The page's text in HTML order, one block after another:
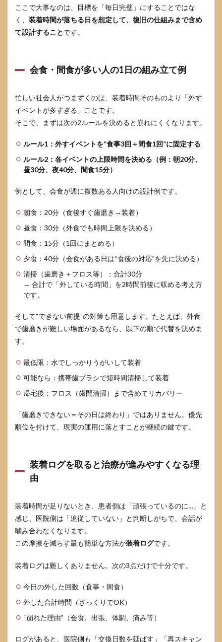
よく
ある
質問
は外
い？
6.2
虫歯
が心
配な
とき
は？
6.3
はど
れく
らい
要？
7
参考
にし
た情
報源
ここで大事なのは、目標を「毎日完璧」にすることではな
く、 装着時間が落ちる日を想定して、復旧の仕組みまで含め
て設計することです。
会食・間食が多い人の1日の組み立て例
忙しい社会人がつまずくのは、装着時間そのものより「外す
イベントが多すぎる」ことです。
そこで、まずは次の2ルールを決めると崩れにくくなります。
ルール1：外すイベントを“食事3回＋間食1回”に固定する
ルール2：各イベントの上限時間を決める（例：朝20分、
昼30分、夜40分、間食15分）
例として、会食が週に複数ある人向けの設計例です。
朝食：20分（食後すぐ歯磨き→装着）
昼食：30分（外食でも時間上限を決める）
間食：15分（1回にまとめる）
夕食：40分（会食がある日は“食後の対応”を先に決める）
清掃（歯磨き＋フロス等）：合計30分
→ 合計で「外している時間」を2時間前後に収める考え方
です。
そして“できない前提”の対策も用意します。たとえば、外食
で歯磨きが難しい場面があるなら、以下の順で代替を決めま
す。
最低限：水でしっかりうがいして装着
可能なら：携帯歯ブラシで短時間清掃して装着
帰宅後：フロス（歯間清掃）まで含めてリカバリー
「歯磨きできない＝その日は終わり」ではありません。優先
順位を付けて、現実の運用に落とすことが継続の鍵です。
装着ログを取ると治療が進みやすくなる理
由
装着時間が足りないとき、患者側は「頑張っているのに…」と
感じ、医院側は「追従していない」と判断しがちで、会話が
噛み合わなくなります。
この摩擦を減らす最も簡単な方法が装着ログです。
装着ログは難しくありません。次の3点だけで十分です。
今日の外した回数（食事・間食）
外した合計時間（ざっくりでOK）
“崩れた理由”（会食、出張、体調、痛み等）
ログがあると、医院側も「交換日数を延ばす」「再スキャン